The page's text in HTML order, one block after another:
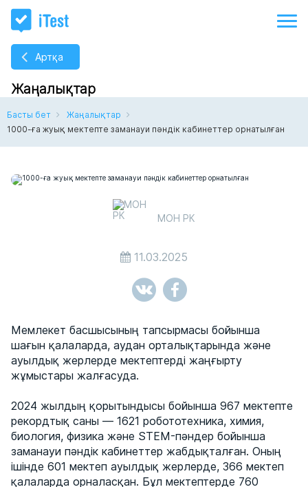
Артқа
Жаңалықтар
Басты бет
Жаңалықтар
1000-ға жуық мектепте заманауи пәндік кабинеттер орнатылған
МОН РК
11.03.2025
Мемлекет басшысының тапсырмасы бойынша
шағын қалаларда, аудан орталықтарында және
ауылдық жерлерде мектептерді жаңғырту
жұмыстары жалғасуда.
2024 жылдың қорытындысы бойынша 967 мектепте
рекордтық саны — 1621 робототехника, химия,
биология, физика және STEM-пәндер бойынша
заманауи пәндік кабинеттер жабдықталған. Оның
ішінде 601 мектеп ауылдық жерлерде, 366 мектеп
қалаларда орналасқан. Бұл мектептерде 760